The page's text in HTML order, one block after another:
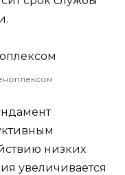
низких
увеличивается